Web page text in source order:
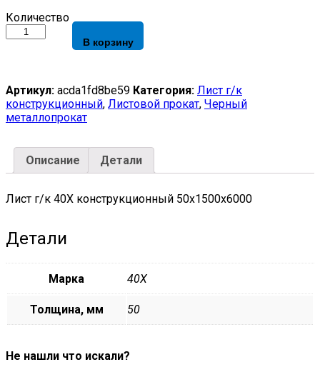
Лист
50х1500х6000
quantity
Количество
В корзину
Артикул: acda1fd8be59 Категория: Лист г/к
конструкционный, Листовой прокат, Черный
металлопрокат
Описание Детали
Лист г/к 40Х конструкционный 50х1500х6000
Детали
Марка 40Х
Толщина, мм 50
Не нашли что искали?